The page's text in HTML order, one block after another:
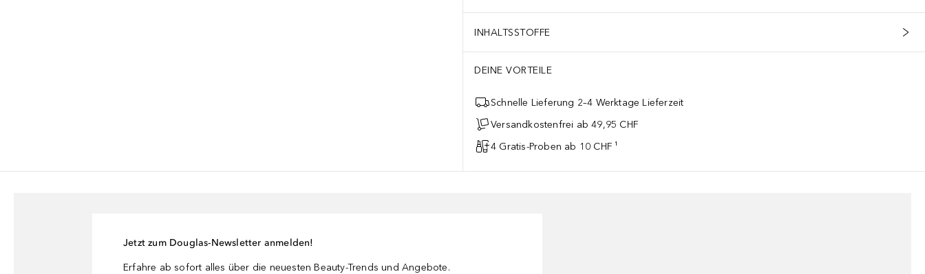
INHALTSSTOFFE
DEINE VORTEILE
Schnelle Lieferung 2–4 Werktage Lieferzeit
Versandkostenfrei ab 49,95 CHF
4 Gratis-Proben ab 10 CHF ¹
Jetzt zum Douglas-Newsletter anmelden!
Erfahre ab sofort alles über die neuesten Beauty-Trends und Angebote.